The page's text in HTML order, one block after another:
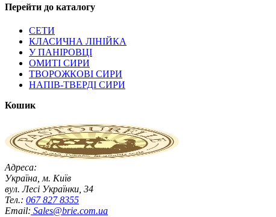
Перейти до каталогу
СЕТИ
КЛАСИЧНА ЛІНІЙКА
У ПАНІРОВЦІ
ОМИТІ СИРИ
ТВОРОЖКОВІ СИРИ
НАПІВ-ТВЕРДІ СИРИ
Кошик
Адреса:
Україна, м. Київ
вул. Лесі Українки, 34
Тел.: 067 827 8355
Email: Sales@brie.com.ua